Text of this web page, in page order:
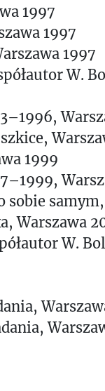
1997
1997
1997
W.
1999
sobie
Warszawa
W.